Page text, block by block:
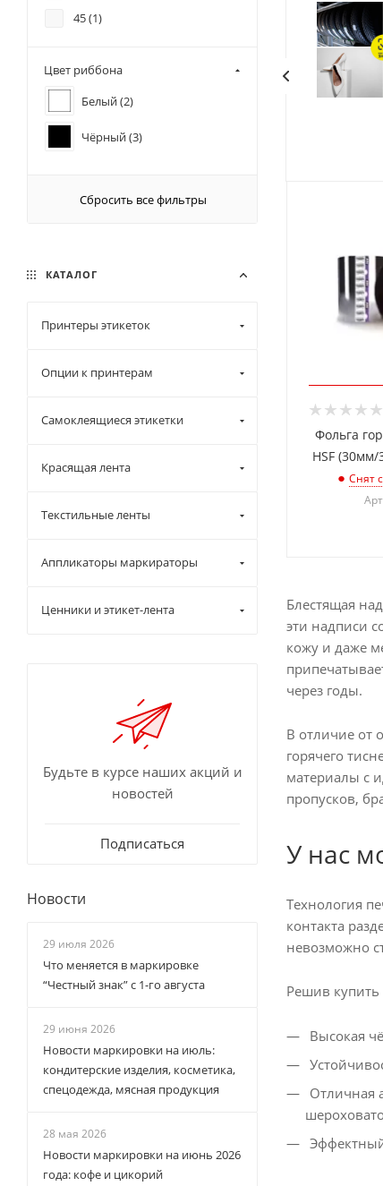
Фольга
HSF
Снят
Блестящая
эти надписи
кожу и даже
через годы.
В отличие от
горячего
материалы с
пропусков,
У нас
Технология
контакта
невозможно
Решив купить
Высокая
Отличная
45 (1)
Цвет риббона
Белый (2)
Чёрный (3)
Сбросить все фильтры
КАТАЛОГ
Принтеры этикеток
Опции к принтерам
Самоклеящиеся этикетки
Красящая лента
Текстильные ленты
Аппликаторы маркираторы
Ценники и этикет-лента
Будьте в курсе наших акций и
новостей
Подписаться
Новости
29 июля 2026
Что меняется в маркировке
“Честный знак” с 1-го августа
29 июня 2026
Новости маркировки на июль:
кондитерские изделия, косметика,
спецодежда, мясная продукция
28 мая 2026
Новости маркировки на июнь 2026
года: кофе и цикорий